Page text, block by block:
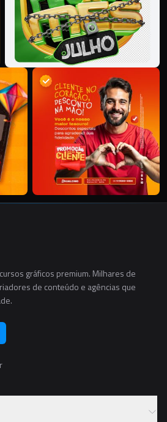
gráficos premium. Milhares de
de conteúdo e agências que